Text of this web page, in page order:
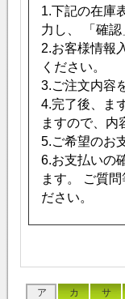
1.下記の在庫
力し、
「確認
2.お客様情報
ください。
3.ご注文内容
4.完了後、ま
ますので、内
5.ご希望のお
6.お支払いの
ます。 ご質
ださい。
ア カ サ